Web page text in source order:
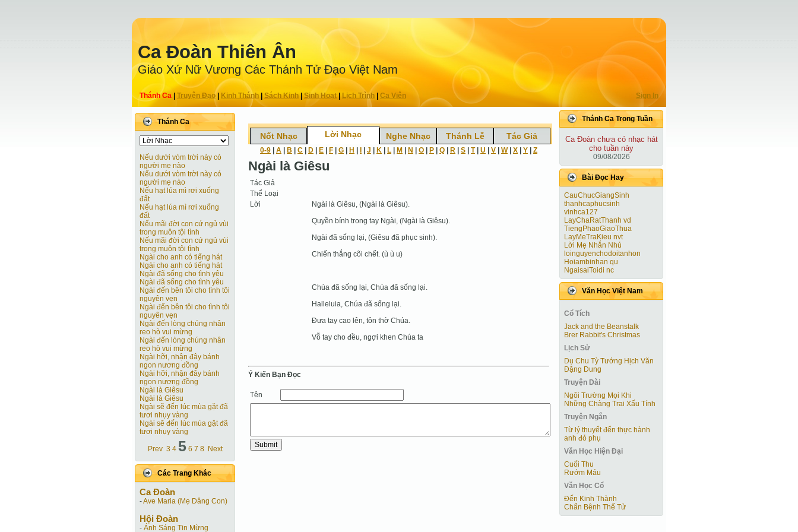
Ca Ðoàn Thiên Ân
Giáo Xứ Nữ Vương Các Thánh Tử Ðạo Việt Nam
Thánh Ca Truyện Ðạo| Kinh Thánh Sách Kinh|Sinh Hoạt| Lịch Trình Ca Viên Sign In
Thánh Ca
Nếu dưới vòm trời này có
người mẹ nào
Nếu dưới vòm trời này có
người mẹ nào
Nếu hạt lúa mì rơi xuống
đất
Nếu hạt lúa mì rơi xuống
đất
Nếu mãi đời con cứ ngủ vùi
trong muôn tội tình
Nếu mãi đời con cứ ngủ vùi
trong muôn tội tình
Ngài cho anh có tiếng hát
Ngài cho anh có tiếng hát
Ngài đã sống cho tình yêu
Ngài đã sống cho tình yêu
Ngài đến bên tôi cho tình tôi
nguyên vẹn
Ngài đến bên tôi cho tình tôi
nguyên vẹn
Ngài đến lòng chúng nhân
reo hò vui mừng
Ngài đến lòng chúng nhân
reo hò vui mừng
Ngài hỡi, nhận đây bánh
ngon nương đồng
Ngài hỡi, nhận đây bánh
ngon nương đồng
Ngài là Giêsu
Ngài là Giêsu
Ngài sẽ đến lúc mùa gặt đã
tươi nhụy vàng
Ngài sẽ đến lúc mùa gặt đã
tươi nhụy vàng
Prev 3 4 5 6 7 8 Next
Các Trang Khác
Ca Ðoàn
-Ave Maria (Mẹ Dâng Con)
Hội Ðoàn
- Ánh Sáng Tin Mừng
Nốt Nhạc Lời Nhạc Nghe Nhạc Thánh Lễ Tác Giả
0-9 A B C D E F G H J K L M N O P Q R S T| U V W| X Y Z
Ngài là Giêsu
Tác Giả
Thể Loại
Lời
Ngài là Giêsu, (Ngài là Giêsu).
Quyền bính trong tay Ngài, (Ngài là Giêsu).
Ngài đã sống lại, (Giêsu đã phục sinh).
Chiến thắng cõi chết. (ù ù u)
Chúa đã sống lại, Chúa đã sống lại.
Halleluia, Chúa đã sống lại.
Đưa tay cao lên, tôn thờ Chúa.
Vỗ tay cho đều, ngợi khen Chúa ta
Ý Kiến Bạn Ðọc
Tên
Thánh Ca Trong Tuần
Ca Ðoàn chưa có nhạc hát
cho tuần này
09/08/2026
Bài Ðọc Hay
CauChucGiangSinh
thanhcaphucsinh
vinhca127
LayChaRatThanh vd
TiengPhaoGiaoThua
LayMeTraKieu nvt
Lời Mẹ Nhắn Nhủ
loinguyenchodoitanhon
Hoiambinhan qu
NgaisaiToidi nc
Văn Học Việt Nam
Cổ Tích
Jack and the Beanstalk
Brer Rabbit's Christmas
Lịch Sử
Dụ Chu Tỳ Tướng Hịch Văn
Đặng Dung
Truyện Dài
Ngôi Trường Mọi Khi
Những Chàng Trai Xấu Tính
Truyện Ngắn
Từ lý thuyết đến thực hành
anh đỏ phụ
Văn Học Hiện Ðại
Cuối Thu
Rướm Máu
Văn Học Cổ
Đến Kinh Thành
Chẩn Bệnh Thế Tử